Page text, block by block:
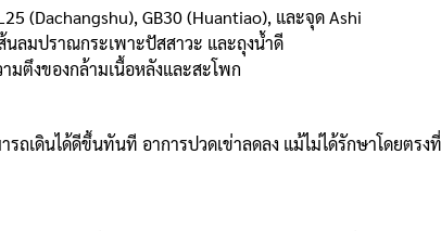
(Dachangshu), GB30 (Huantiao), และจุด Ashi
ลมปราณกระเพาะปัสสาวะ และถุงน้ำดี
มตึงของกล้ามเนื้อหลังและสะโพก
รถเดินได้ดีขึ้นทันที อาการปวดเข่าลดลง แม้ไม่ได้รักษาโดยต